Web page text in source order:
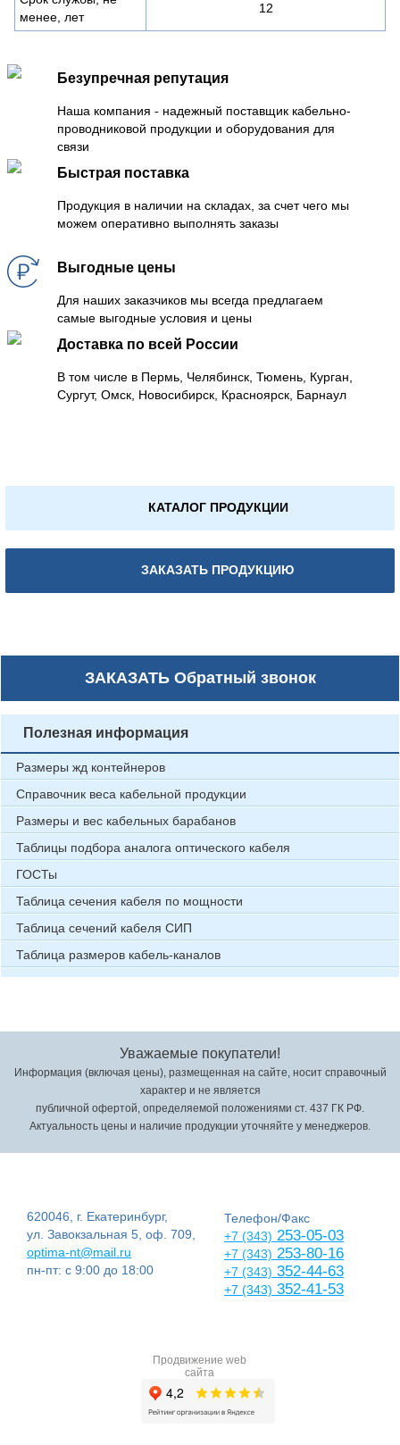
менее, лет
12
Безупречная репутация
Наша компания - надежный поставщик кабельно-
проводниковой продукции и оборудования для
связи
Быстрая поставка
Продукция в наличии на складах, за счет чего мы
можем оперативно выполнять заказы
Выгодные цены
Для наших заказчиков мы всегда предлагаем
самые выгодные условия и цены
Доставка по всей России
В том числе в Пермь, Челябинск, Тюмень, Курган,
Сургут, Омск, Новосибирск, Красноярск, Барнаул
КАТАЛОГ ПРОДУКЦИИ
ЗАКАЗАТЬ ПРОДУКЦИЮ
ЗАКАЗАТЬОбратный звонок
Полезная информация
Размеры жд контейнеров
Справочник веса кабельной продукции
Размеры и вес кабельных барабанов
Таблицы подбора аналога оптического кабеля
ГОСТы
Таблица сечения кабеля по мощности
Таблица сечений кабеля СИП
Таблица размеров кабель-каналов
Уважаемые покупатели!
Информация (включая цены), размещенная на сайте, носит справочный
характер и не является
публичной офертой, определяемой положениями ст. 437 ГК РФ.
Актуальность цены и наличие продукции уточняйте у менеджеров.
620046, г. Екатеринбург,
ул. Завокзальная 5, оф. 709,
optima-nt@mail.ru
пн-пт: с 9:00 до 18:00
Телефон/Факс
+7 (343) 253-05-03
+7 (343) 253-80-16
+7 (343) 352-44-63
+7 (343) 352-41-53
Продвижение web
сайта